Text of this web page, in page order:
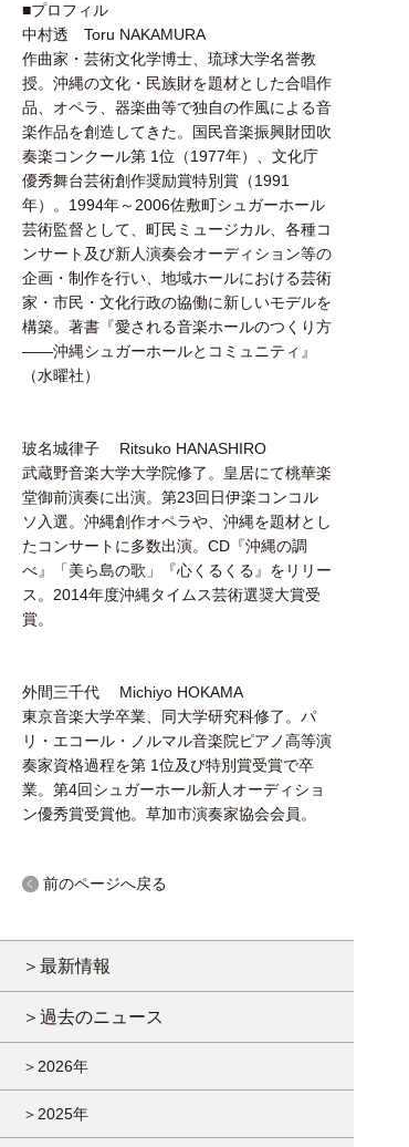
■プロフィル
中村透 Toru NAKAMURA
作曲家・芸術文化学博士、琉球大学名誉教
授。沖縄の文化・民族財を題材とした合唱作
品、オペラ、器楽曲等で独自の作風による音
楽作品を創造してきた。国民音楽振興財団吹
奏楽コンクール第 1位（1977年）、文化庁
優秀舞台芸術創作奨励賞特別賞（1991
年）。1994年～2006佐敷町シュガーホール
芸術監督として、町民ミュージカル、各種コ
ンサート及び新人演奏会オーディション等の
企画・制作を行い、地域ホールにおける芸術
家・市民・文化行政の協働に新しいモデルを
構築。著書『愛される音楽ホールのつくり方
――沖縄シュガーホールとコミュニティ』
（水曜社）
玻名城律子 Ritsuko HANASHIRO
武蔵野音楽大学大学院修了。皇居にて桃華楽
堂御前演奏に出演。第23回日伊楽コンコル
ソ入選。沖縄創作オペラや、沖縄を題材とし
たコンサートに多数出演。CD『沖縄の調
べ』「美ら島の歌」『心くるくる』をリリー
ス。2014年度沖縄タイムス芸術選奨大賞受
賞。
外間三千代 Michiyo HOKAMA
東京音楽大学卒業、同大学研究科修了。パ
リ・エコール・ノルマル音楽院ピアノ高等演
奏家資格過程を第 1位及び特別賞受賞で卒
業。第4回シュガーホール新人オーディショ
ン優秀賞受賞他。草加市演奏家協会会員。
前のページへ戻る
＞最新情報
＞過去のニュース
＞2026年
＞2025年